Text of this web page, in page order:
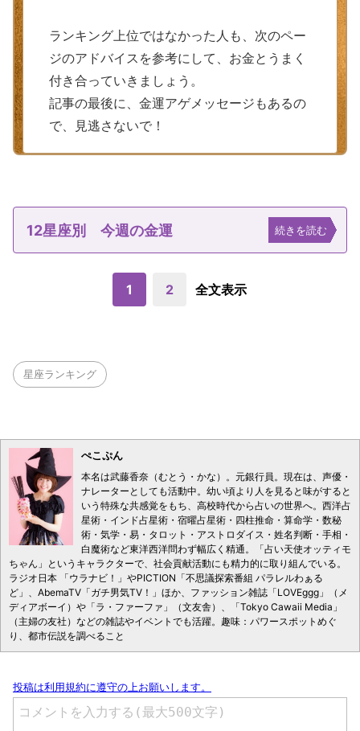
ランキング上位ではなかった人も、次のペー
ジのアドバイスを参考にして、お金とうまく
付き合っていきましょう。
記事の最後に、金運アゲメッセージもあるの
で、見逃さないで！
12星座別 今週の金運 続きを読む
1 2 全文表示
星座ランキング
ぺこぷん
本名は武藤香奈（むとう・かな）。元銀行員。現在は、声優・
ナレーターとしても活動中。幼い頃より人を見ると味がすると
いう特殊な共感覚をもち、高校時代から占いの世界へ。西洋占
星術・インド占星術・宿曜占星術・四柱推命・算命学・数秘
術・気学・易・タロット・アストロダイス・姓名判断・手相・
白魔術など東洋西洋問わず幅広く精通。「占い天使オッティモ
ちゃん」というキャラクターで、社会貢献活動にも精力的に取り組んでいる。
ラジオ日本 「ウラナビ！」やPICTION「不思議探索番組 パラレルわぁる
ど」、AbemaTV「ガチ男気TV！」ほか、ファッション雑誌「LOVEggg」（メ
ディアボーイ）や「ラ・ファーファ」（文友舎）、「Tokyo Cawaii Media」
（主婦の友社）などの雑誌やイベントでも活躍。趣味：パワースポットめぐ
り、都市伝説を調べること